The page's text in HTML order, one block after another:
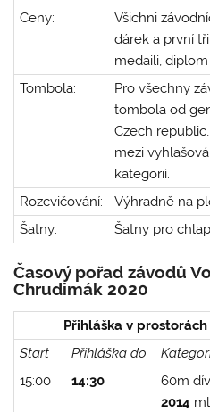
Ceny:
Všichni
dárek a první
medaili,
Tombola:
Pro všechny
tombola od
Czech
mezi
kategorií.
Rozcvičování:
Výhradně na
Šatny:
Šatny pro
Časový pořad závodů
Chrudimák 2020
Přihláška v
Start
Přihláška do
15:00
14:30
60m
2014